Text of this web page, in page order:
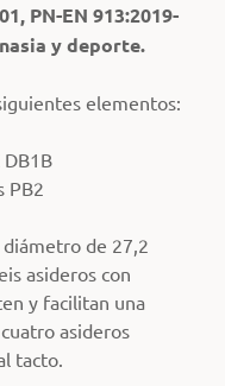
PN-EN 913:2019-
y deporte.
elementos:
PB2
de 27,2
asideros con
y facilitan una
asideros
tacto.